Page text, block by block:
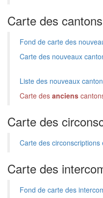
Carte des
Fond de carte des
Carte des nouveaux
Liste des nouveaux
Carte des anciens
Carte des
Carte des
Carte des
Fond de carte des